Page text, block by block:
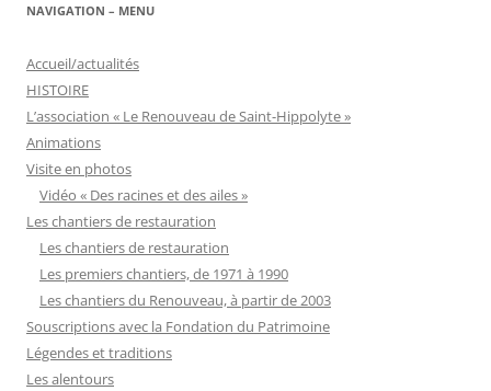
NAVIGATION – MENU
Accueil/actualités
HISTOIRE
L’association « Le Renouveau de Saint-Hippolyte »
Animations
Visite en photos
Vidéo « Des racines et des ailes »
Les chantiers de restauration
Les chantiers de restauration
Les premiers chantiers, de 1971 à 1990
Les chantiers du Renouveau, à partir de 2003
Souscriptions avec la Fondation du Patrimoine
Légendes et traditions
Les alentours